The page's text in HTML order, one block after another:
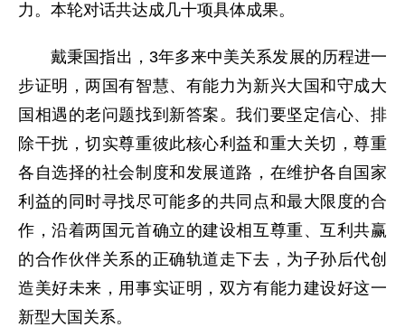
力。本轮对话共达成几十项具体成果。
戴秉国指出，3年多来中美关系发展的历程进一
步证明，两国有智慧、有能力为新兴大国和守成大
国相遇的老问题找到新答案。我们要坚定信心、排
除干扰，切实尊重彼此核心利益和重大关切，尊重
各自选择的社会制度和发展道路，在维护各自国家
利益的同时寻找尽可能多的共同点和最大限度的合
作，沿着两国元首确立的建设相互尊重、互利共赢
的合作伙伴关系的正确轨道走下去，为子孙后代创
造美好未来，用事实证明，双方有能力建设好这一
新型大国关系。